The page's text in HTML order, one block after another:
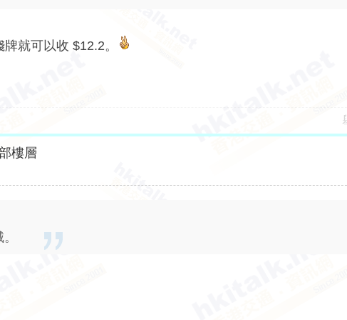
就可以收 $12.2。
樓層